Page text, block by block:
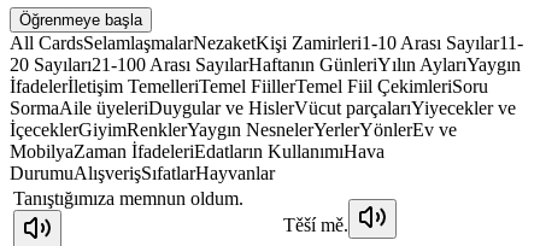
Öğrenmeye başla
All CardsSelamlaşmalarNezaketKişi Zamirleri1-10 Arası Sayılar11-
20 Sayıları21-100 Arası SayılarHaftanın GünleriYılın AylarıYaygın
İfadelerİletişim TemelleriTemel FiillerTemel Fiil ÇekimleriSoru
SormaAile üyeleriDuygular ve HislerVücut parçalarıYiyecekler ve
İçeceklerGiyimRenklerYaygın NesnelerYerlerYönlerEv ve
MobilyaZaman İfadeleriEdatların KullanımıHava
DurumuAlışverişSıfatlarHayvanlar
Tanıştığımıza memnun oldum.
Těší mě.